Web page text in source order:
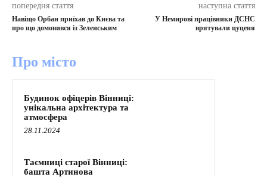
попередня стаття
Навіщо Орбан приїхав до Києва та
про що домовився із Зеленським
наступна стаття
У Немирові працівники ДСНС
врятували цуценя
Про місто
Будинок офіцерів Вінниці:
унікальна архітектура та
атмосфера
28.11.2024
Таємниці старої Вінниці:
башта Артинова